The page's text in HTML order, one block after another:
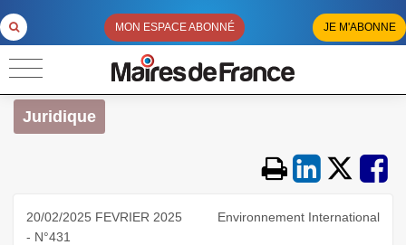
MON ESPACE ABONNÉ JE M'ABONNE
Juridique
20/02/2025 FEVRIER 2025
- N°431
Environnement International